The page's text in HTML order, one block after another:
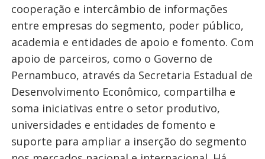
cooperação e intercâmbio de informações
entre empresas do segmento, poder público,
academia e entidades de apoio e fomento. Com
apoio de parceiros, como o Governo de
Pernambuco, através da Secretaria Estadual de
Desenvolvimento Econômico, compartilha e
soma iniciativas entre o setor produtivo,
universidades e entidades de fomento e
suporte para ampliar a inserção do segmento